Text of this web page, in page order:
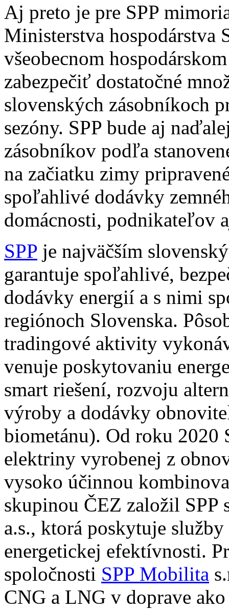
Aj preto je pre SPP
Ministerstva hospodárstva
všeobecnom
zabezpečiť dostatočné
slovenských zásobníkoch
sezóny. SPP bude aj
zásobníkov podľa
na začiatku zimy
spoľahlivé dodávky
domácnosti, podnikateľov
SPP je najväčším
garantuje spoľahlivé,
dodávky energií a s nimi
regiónoch Slovenska.
tradingové aktivity
venuje poskytovaniu
smart riešení, rozvoju
výroby a dodávky
biometánu). Od roku 2020
elektriny vyrobenej z
vysoko účinnou
skupinou ČEZ založil
a.s., ktorá poskytuje
energetickej efektívnosti.
spoločnosti SPP Mobilita
CNG a LNG v doprave